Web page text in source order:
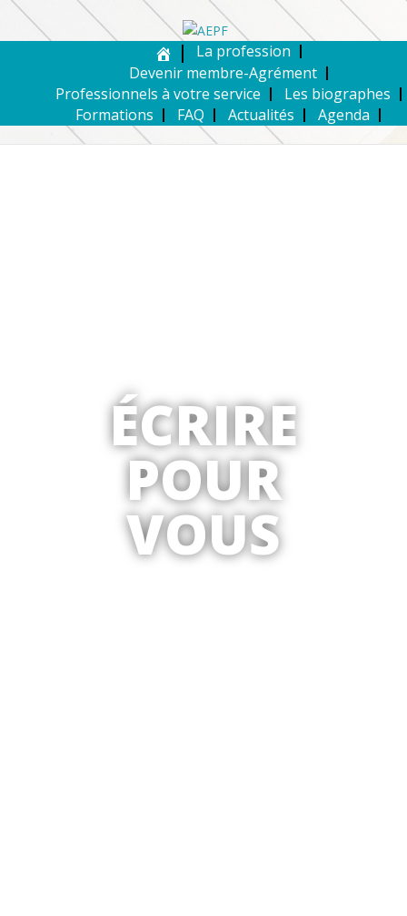
La profession
Devenir membre-Agrément
Professionnels à votre service
Les biographes
Formations
FAQ Actualités Agenda
ÉCRIRE
POUR
VOUS